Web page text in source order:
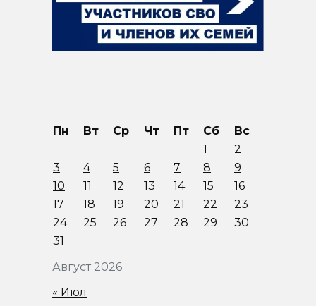
Август 2026
Пн Вт Ср Чт Пт Сб
Вс
1
2
3
4 5 6 7 8
9
10
11 12 13 14 15
16
17
18 19 20 21 22
23
24
25 26 27 28 29
30
31
« Июл